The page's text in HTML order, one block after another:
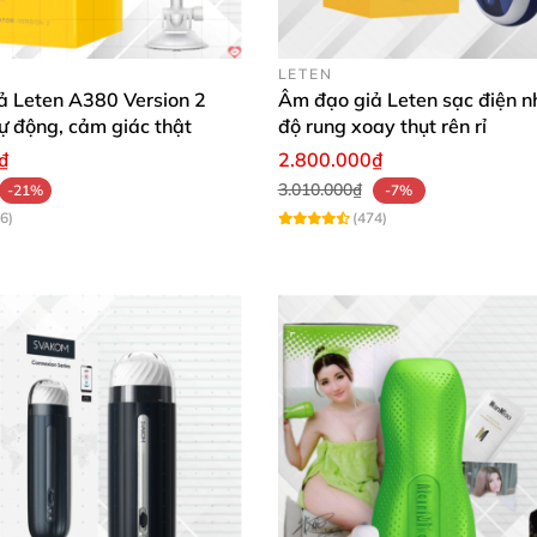
chính là phần âm đạo bên trong cốcđược lắp
cho cảm giác thật nhất
. Giống như đang cảm nhận
chăng như thế này.
Leten A380 Version 2
động, cảm giác thật
-21%
LETEN
Âm đạo giả Leten sạc điện
độ rung xoay thụt rên rỉ
2.800.000₫
3.010.000₫
-7%
(474)